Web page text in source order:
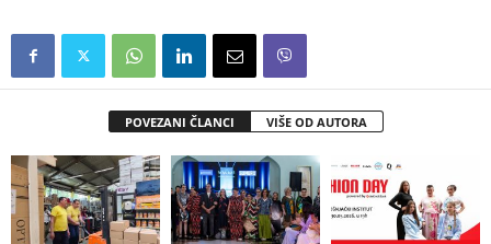
POVEZANI ČLANCI VIŠE OD AUTORA